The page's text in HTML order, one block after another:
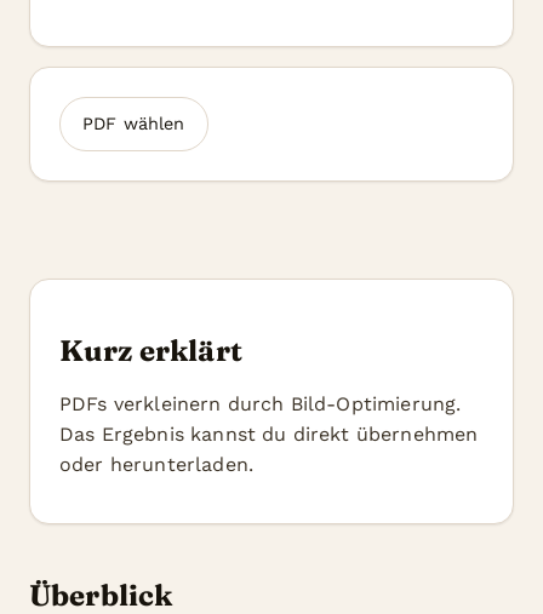
PDF wählen
Kurz erklärt
PDFs verkleinern durch Bild-Optimierung.
Das Ergebnis kannst du direkt übernehmen
oder herunterladen.
Überblick